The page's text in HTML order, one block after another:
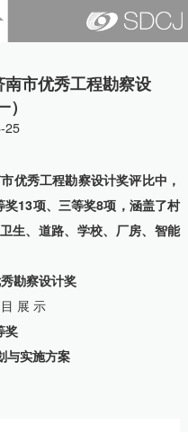
市优秀工程勘察设
25
优秀工程勘察设计奖评比中，
13项、三等奖8项，涵盖了村
生、道路、学校、厂房、智能
勘察设计奖
展 示
奖
与实施方案